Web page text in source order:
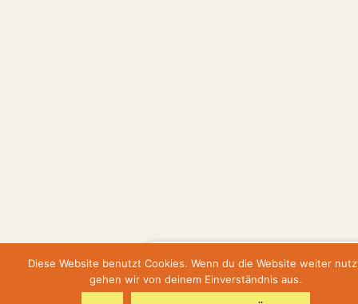
Hier geht's zur Terminbuchung
Diese Website benutzt Cookies. Wenn du die Website weiter
gehen wir von deinem Einverständnis aus.